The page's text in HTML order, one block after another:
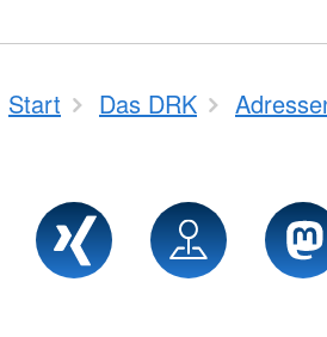
Start Das DRK